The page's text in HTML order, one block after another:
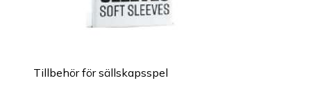
Tillbehör för sällskapsspel